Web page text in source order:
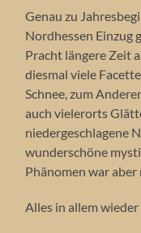
Genau zu
Nordhessen Einzug
Pracht längere Zeit
diesmal viele
Schnee, zum
auch vielerorts
niedergeschlagene
wunderschöne
Phänomen war
Alles in allem